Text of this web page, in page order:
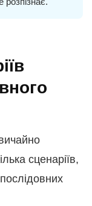
сценаріїв,